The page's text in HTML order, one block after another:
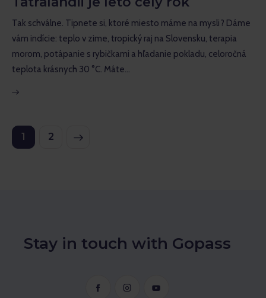
Tak schválne. Tipnete si, ktoré miesto máme na mysli? Dáme
vám indície: teplo v zime, tropický raj na Slovensku, terapia
morom, potápanie s rybičkami a hľadanie pokladu, celoročná
teplota krásnych 30 °C. Máte…
1 2
Stay in touch with Gopass